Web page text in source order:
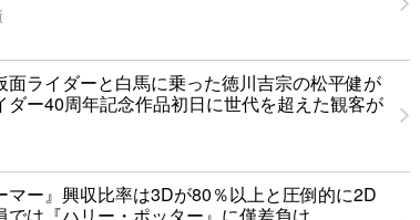
面ライダーと白馬に乗った徳川吉宗の松平健が
ダー40周年記念作品初日に世代を超えた観客が
マー』興収比率は3Dが80％以上と圧倒的に2D